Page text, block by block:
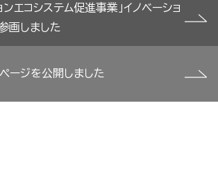
ンエコシステム促進事業」イノベーショ
画しました
ージを公開しました